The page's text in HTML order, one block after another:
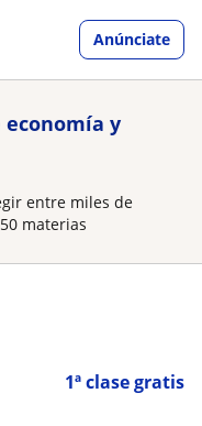
Anúnciate
economía y
entre miles de
materias
1ª clase gratis